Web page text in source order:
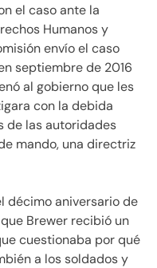
el caso ante la
Humanos y
envío el caso
septiembre de 2016
al gobierno que les
con la debida
de las autoridades
mando, una directriz
décimo aniversario de
Brewer recibió un
cuestionaba por qué
a los soldados y